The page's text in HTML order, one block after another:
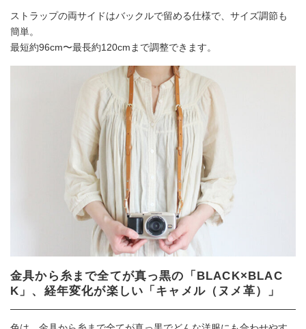
ストラップの両サイドはバックルで留める仕様で、サイズ調節も
簡単。
最短約96cm〜最長約120cmまで調整できます。
金具から糸まで全てが真っ黒の「BLACK×BLAC
K」、経年変化が楽しい「キャメル（ヌメ革）」